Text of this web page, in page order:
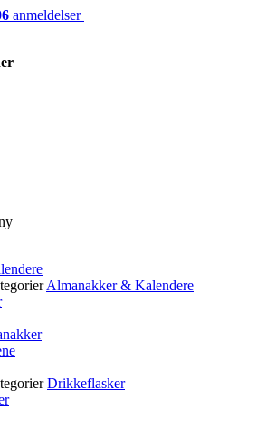
anmeldelser
Almanakker & Kalendere
Drikkeflasker